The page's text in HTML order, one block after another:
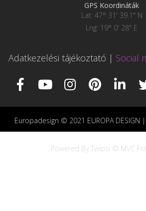
GPS Koordináták
Lat: 47° 31' 39.1" N
Lng: 19° 0' 28" E
Adatkezelési tájékoztató | Social
Europadesign © 2021 EUROPA DESIGN
Powered By Twipsi © MVC